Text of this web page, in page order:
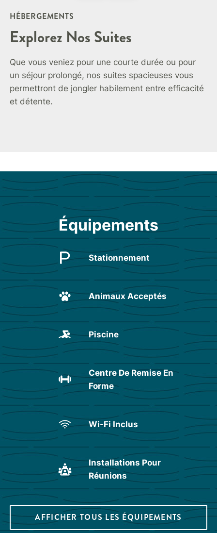
HÉBERGEMENTS
Explorez Nos Suites
Que vous veniez pour une courte durée ou pour
un séjour prolongé, nos suites spacieuses vous
permettront de jongler habilement entre efficacité
et détente.
Équipements
Stationnement
Animaux Acceptés
Piscine
Centre De Remise En
Forme
Wi-Fi Inclus
Installations Pour
Réunions
AFFICHER TOUS LES ÉQUIPEMENTS